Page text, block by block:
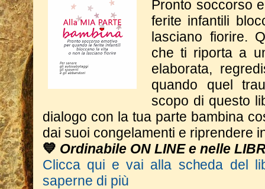
Pronto soccorso
ferite infantili
lasciano fiorire.
che ti riporta a
elaborata,
quando quel
scopo di questo
dialogo con la tua parte bambina
dai suoi congelamenti e riprendere
💙 Ordinabile ON LINE e nelle
Clicca qui e vai alla scheda del
saperne di più